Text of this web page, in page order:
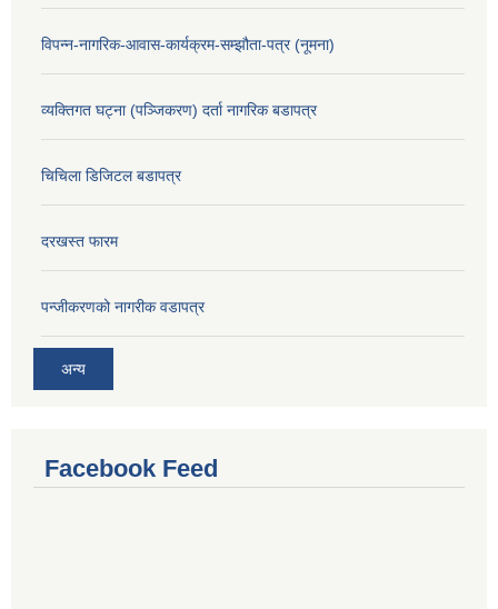
विपन्न-नागरिक-आवास-कार्यक्रम-सम्झौता-पत्र (नूमना)
व्यक्तिगत घट्ना (पञ्जिकरण) दर्ता नागरिक बडापत्र
चिचिला डिजिटल बडापत्र
दरखस्त फारम
प‍न्जीकरणको नागरीक वडापत्र
अन्य
Facebook Feed